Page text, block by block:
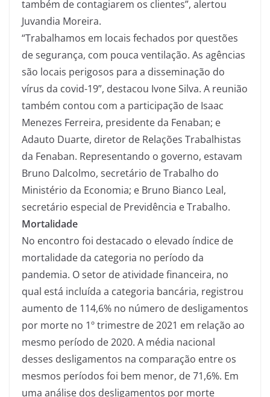
também de contagiarem os clientes”, alertou
Juvandia Moreira.
“Trabalhamos em locais fechados por questões
de segurança, com pouca ventilação. As agências
são locais perigosos para a disseminação do
vírus da covid-19”, destacou Ivone Silva. A reunião
também contou com a participação de Isaac
Menezes Ferreira, presidente da Fenaban; e
Adauto Duarte, diretor de Relações Trabalhistas
da Fenaban. Representando o governo, estavam
Bruno Dalcolmo, secretário de Trabalho do
Ministério da Economia; e Bruno Bianco Leal,
secretário especial de Previdência e Trabalho.
Mortalidade
No encontro foi destacado o elevado índice de
mortalidade da categoria no período da
pandemia. O setor de atividade financeira, no
qual está incluída a categoria bancária, registrou
aumento de 114,6% no número de desligamentos
por morte no 1º trimestre de 2021 em relação ao
mesmo período de 2020. A média nacional
desses desligamentos na comparação entre os
mesmos períodos foi bem menor, de 71,6%. Em
uma análise dos desligamentos por morte